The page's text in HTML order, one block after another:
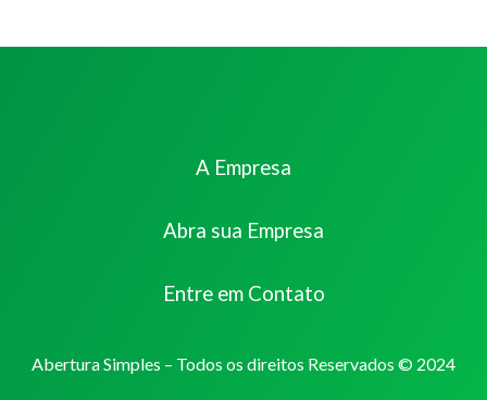
A Empresa
Abra sua Empresa
Entre em Contato
Abertura Simples – Todos os direitos Reservados © 2024